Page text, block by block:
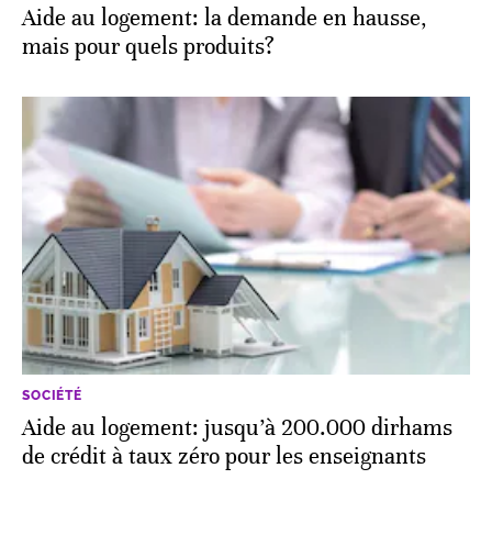
Aide au logement: la demande en hausse,
mais pour quels produits?
SOCIÉTÉ
Aide au logement: jusqu’à 200.000 dirhams
de crédit à taux zéro pour les enseignants